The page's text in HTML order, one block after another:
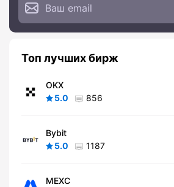
Топ лучших бирж
OKX
5.0
856
Bybit
5.0
1187
MEXC